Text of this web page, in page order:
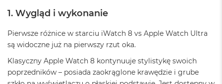
o
o
N
e
I
n
1. Wygląd i wykonanie
Pierwsze różnice w starciu iWatch 8 vs Apple Watch Ultra
są widoczne już na pierwszy rzut oka.
Klasyczny Apple Watch 8 kontynuuje stylistykę swoich
poprzedników – posiada zaokrąglone krawędzie i grube